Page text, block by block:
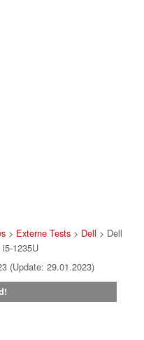
> Externe Tests> Dell > Dell
1235U
(Update: 29.01.2023)